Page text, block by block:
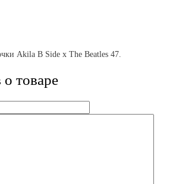
Akila B Side x The Beatles 47.
товаре